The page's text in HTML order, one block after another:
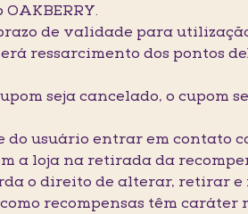
de validade para
ressarcimento dos pontos
seja cancelado, o
do usuário entrar em contato
a loja na retirada da
o direito de alterar, retirar
como recompensas têm